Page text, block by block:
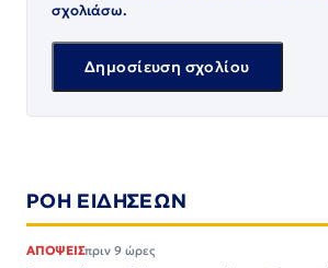
σχολιάσω.
ΡΟΗ ΕΙΔΗΣΕΩΝ
ΑΠΟΨΕΙΣπριν 9 ώρες